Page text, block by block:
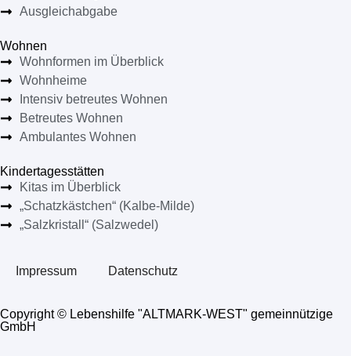
Ausgleichabgabe
Wohnen
Wohnformen im Überblick
Wohnheime
Intensiv betreutes Wohnen
Betreutes Wohnen
Ambulantes Wohnen
Kindertagesstätten
Kitas im Überblick
„Schatzkästchen“ (Kalbe-Milde)
„Salzkristall“ (Salzwedel)
Impressum Datenschutz
Copyright © Lebenshilfe "ALTMARK-WEST" gemeinnützige
GmbH